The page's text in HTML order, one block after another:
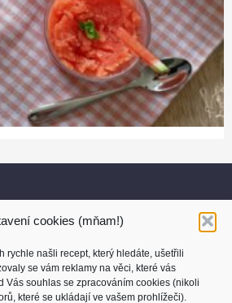
cookies (mňam!)
rychle našli recept, který hledáte, ušetřili
se vám reklamy na věci, které vás
Vás souhlas se zpracováním cookies (nikoli
které se ukládají ve vašem prohlížeči).